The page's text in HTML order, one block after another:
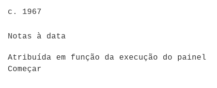
c. 1967
Notas à data
Atribuída em função da execução do painel
Começar